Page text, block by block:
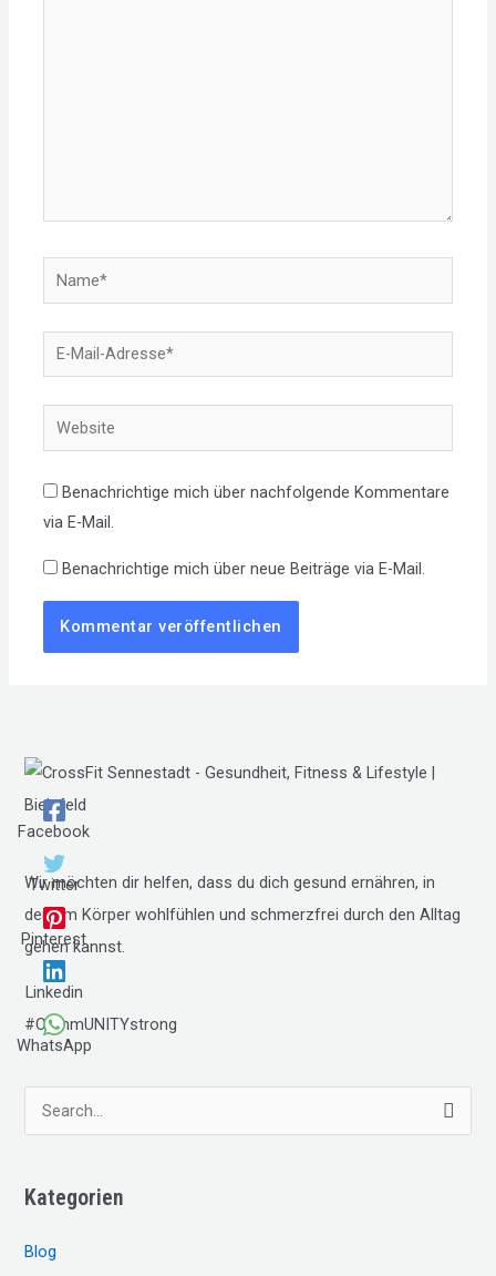
Facebook
Twitter
Pinterest
Linkedin
WhatsApp
Name*
E-
Mail-
Adresse*
Website
Benachrichtige mich über nachfolgende Kommentare
via E-Mail.
Benachrichtige mich über neue Beiträge via E-Mail.
Wir möchten dir helfen, dass du dich gesund ernähren, in
deinem Körper wohlfühlen und schmerzfrei durch den Alltag
gehen kannst.
#CommUNITYstrong
u
h
n
Kategorien
Blog